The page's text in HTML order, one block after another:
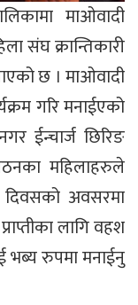
माओवादी
संघ क्रान्तिकारी
छ । माओवादी
गरि मनाईएको
ईन्चार्ज छिरिङ
महिलाहरुले
अवसरमा
लागि वहश
भब्य रुपमा मनाईनु